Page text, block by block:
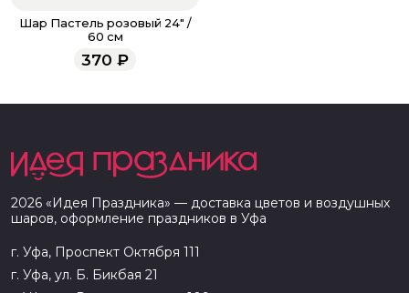
Шар Пастель розовый 24" /
60 см
370 ₽
2026 «Идея Праздника» — доставка цветов и воздушных
шаров, оформление праздников в Уфа
г. Уфа, Проспект Октября 111
г. Уфа, ул. Б. Бикбая 21